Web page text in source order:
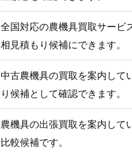
全国対応の農機具買取サービ
相見積もり候補にできます。
中古農機具の買取を案内して
り候補として確認できます。
農機具の出張買取を案内して
比較候補です。